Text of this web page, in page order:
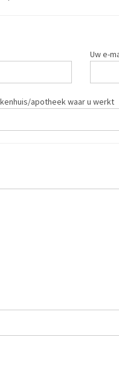
Uw e-
apotheek waar u werkt